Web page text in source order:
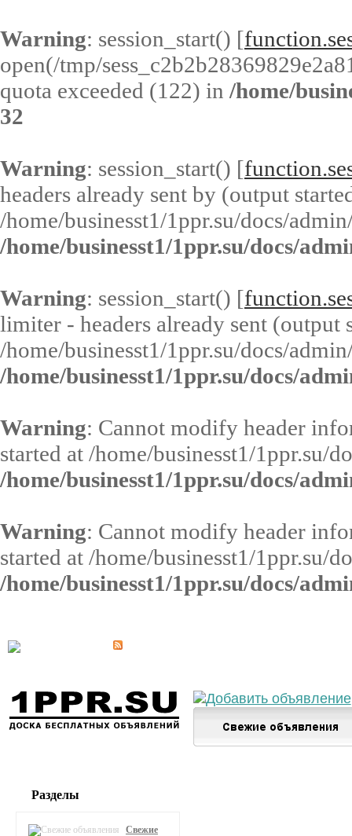
Warning: session_start() [
open(/tmp/
quota exceeded (122) in /home/
32
Warning: session_start() [
headers already sent by (output
/home/businesst1/1ppr.su/docs/
/home/businesst1/1ppr.su/docs/
Warning: session_start() [
limiter - headers already sent (output
/home/businesst1/1ppr.su/docs/
/home/businesst1/1ppr.su/docs/
Warning: Cannot modify header
started at /home/businesst1/1ppr.su/
/home/businesst1/1ppr.su/docs/
Warning: Cannot modify header
started at /home/businesst1/1ppr.su/
/home/businesst1/1ppr.su/docs/
Разделы
Свежие